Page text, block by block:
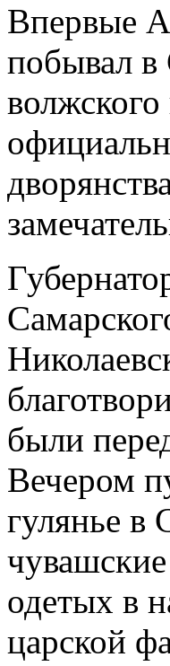
Впервые
побывал в
были
Вечером
гулянье в
одетых в
царской